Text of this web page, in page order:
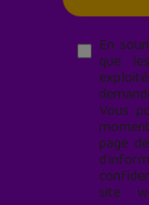
En
que
Vous
page
site